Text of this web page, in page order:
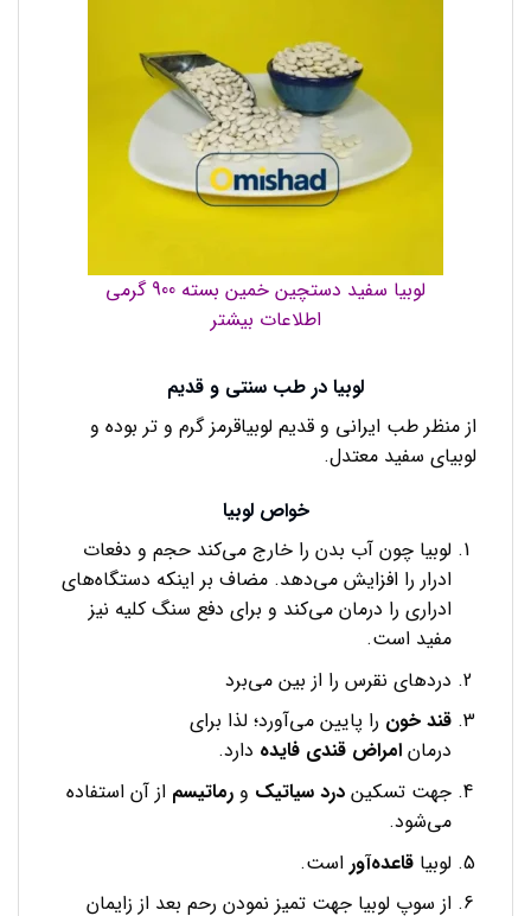
لوبیا سفید دستچین خمین بسته 900 گرمی
اطلاعات بیشتر
لوبیا در طب سنتی و قدیم
از منظر طب ایرانی و قدیم لوبیاقرمز گرم و تر بوده و
لوبیای سفید معتدل.
خواص لوبیا
لوبیا چون آب بدن را خارج می‌کند حجم و دفعات
ادرار را افزایش می‌دهد. مضاف بر اینکه دستگاه‌های
ادراری را درمان می‌کند و برای دفع سنگ کلیه نیز
مفید است.
دردهای نقرس را از بین می‌برد
قند خون را پایین می‌آورد؛ لذا برای
درمان امراض قندی فایده دارد.
جهت تسکین درد سیاتیک و رماتیسم از آن استفاده
می‌شود.
لوبیا قاعده‌آور است.
از سوپ لوبیا جهت تمیز نمودن رحم بعد از زایمان